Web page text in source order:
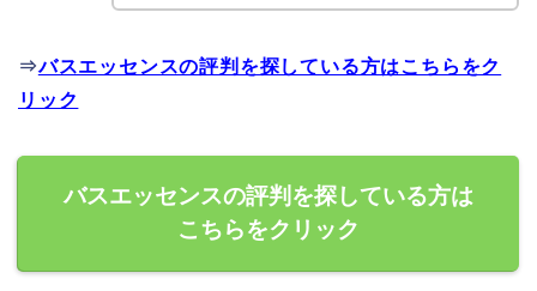
⇒バスエッセンスの評判を探している方はこちらをク
リック
バスエッセンスの評判を探している方は
こちらをクリック